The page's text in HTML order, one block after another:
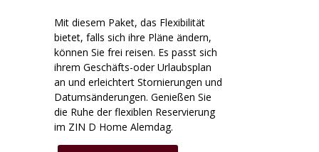
Mit diesem Paket, das Flexibilität
bietet, falls sich ihre Pläne ändern,
können Sie frei reisen. Es passt sich
ihrem Geschäfts-oder Urlaubsplan
an und erleichtert Stornierungen und
Datumsänderungen. Genießen Sie
die Ruhe der flexiblen Reservierung
im ZIN D Home Alemdag.